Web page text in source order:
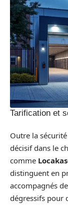
Tarification et
Outre la
décisif dans le
comme
distinguent en
accompagnés
dégressifs pour